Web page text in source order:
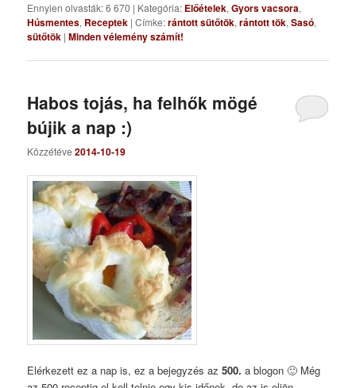
Ennyien olvasták: 6 670 | Kategória: Előételek,Gyors vacsora,
Húsmentes, Receptek |Címke:rántott sütőtök,rántott tök,Sasó,
sütőtök |Minden vélemény számít!
Habos tojás, ha felhők mögé
bújik a nap :)
Közzétéve2014-10-19
Elérkezett ez a nap is, ez a bejegyzés az 500. a blogon 🙂 Még